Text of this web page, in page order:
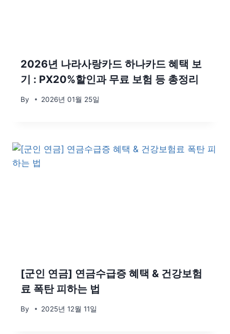
2026년 나라사랑카드 하나카드 혜택 보
기 : PX20%할인과 무료 보험 등 총정리
By 2026년 01월 25일
[군인 연금] 연금수급증 혜택 & 건강보험
료 폭탄 피하는 법
By 2025년 12월 11일